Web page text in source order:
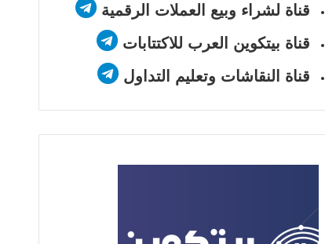
قناة لشراء وبيع العملات الرقمية
قناة بيتكوين العرب للاكتتابات
قناة النقاشات وتعليم التداول